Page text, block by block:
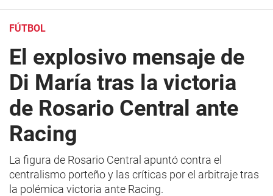
FÚTBOL
El explosivo mensaje de
Di María tras la victoria
de Rosario Central ante
Racing
La figura de Rosario Central apuntó contra el
centralismo porteño y las críticas por el arbitraje tras
la polémica victoria ante Racing.